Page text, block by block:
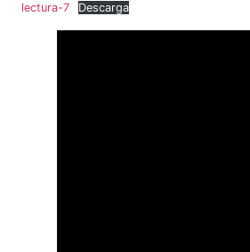
lectura-7 Descarga